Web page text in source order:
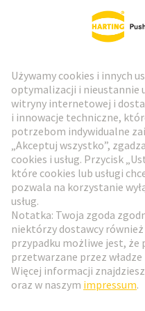
Przejdź do rejestracji
Social Media
Polski